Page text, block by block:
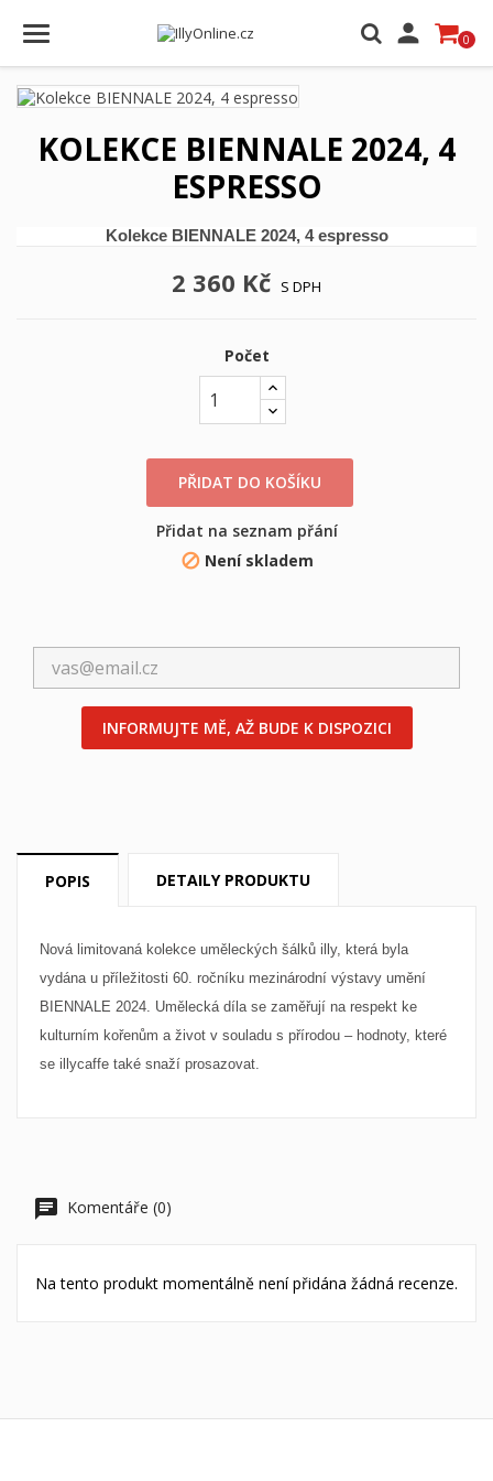
 0
KOLEKCE BIENNALE 2024, 4
ESPRESSO
Kolekce BIENNALE 2024, 4 espresso
2 360 Kč S DPH
Počet
PŘIDAT DO KOŠÍKU
Přidat na seznam přání
 Není skladem
INFORMUJTE MĚ, AŽ BUDE K DISPOZICI
POPIS DETAILY PRODUKTU
Nová limitovaná kolekce uměleckých šálků illy, která byla
vydána u příležitosti 60. ročníku mezinárodní výstavy umění
BIENNALE 2024. Umělecká díla se zaměřují na respekt ke
kulturním kořenům a život v souladu s přírodou – hodnoty, které
se illycaffe také snaží prosazovat.
Komentáře (0)
Na tento produkt momentálně není přidána žádná recenze.
Vytvořit nový seznam
((title))
((cancelText)) ((createText))
Přihlásit se
svého seznamu přání.
((loginText))